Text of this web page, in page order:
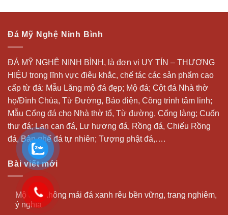
Đá Mỹ Nghệ Ninh Bình
ĐÁ MỸ NGHỆ NINH BÌNH, là đơn vị UY TÍN – THƯƠNG
HIỆU trong lĩnh vực điêu khắc, chế tác các sản phẩm cao
cấp từ đá: Mẫu Lăng mộ đá đẹp; Mộ đá; Cột đá Nhà thờ
họ/Đình Chùa, Từ Đường, Bảo điện, Công trình tâm linh;
Mẫu Cổng đá cho Nhà thờ tổ, Từ đường, Cổng làng; Cuốn
thư đá;Lan can đá, Lư hương đá, Rồng đá, Chiếu Rồng
đá, Bàn ghế đá tự nhiên; Tượng phật đá,….
Bài viết mới
Mộ đạo không mái đá xanh rêu bền vững, trang nghiêm,
ý nghĩa